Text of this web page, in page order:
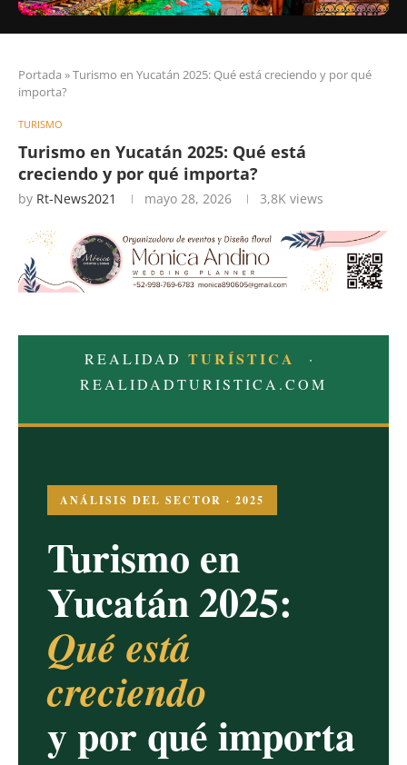
Portada »Turismo en Yucatán 2025: Qué está creciendo y por qué
importa?
TURISMO
Turismo en Yucatán 2025: Qué está
creciendo y por qué importa?
by Rt-News2021 mayo 28, 2026 3,8K views
REALIDAD TURÍSTICA
·
REALIDADTURISTICA.COM
ANÁLISIS DEL SECTOR · 2025
Turismo en
Yucatán 2025:
Qué está
creciendo
y por qué importa